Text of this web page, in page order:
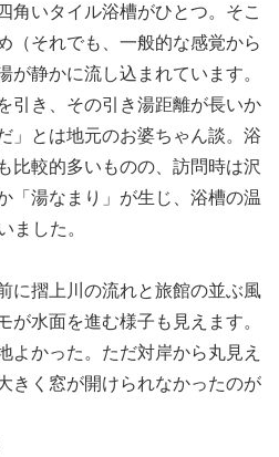
角いタイル浴槽がひとつ。そこ
（それでも、一般的な感覚から
が静かに流し込まれています。
引き、その引き湯距離が長いか
」とは地元のお婆ちゃん談。浴
比較的多いものの、訪問時は沢
「湯なまり」が生じ、浴槽の温
ました。
に摺上川の流れと旅館の並ぶ風
が水面を進む様子も見えます。
よかった。ただ対岸から丸見え
きく窓が開けられなかったのが